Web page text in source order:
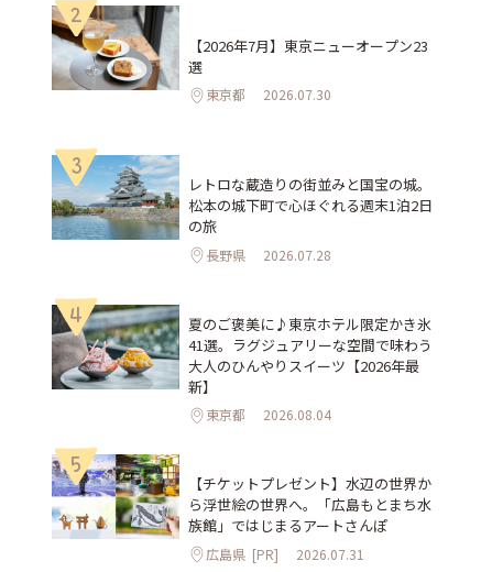
2
【2026年7月】東京ニューオープン23
選
東京都 2026.07.30
3
レトロな蔵造りの街並みと国宝の城。
松本の城下町で心ほぐれる週末1泊2日
の旅
長野県 2026.07.28
4
夏のご褒美に♪東京ホテル限定かき氷
41選。ラグジュアリーな空間で味わう
大人のひんやりスイーツ【2026年最
新】
東京都 2026.08.04
5
【チケットプレゼント】水辺の世界か
ら浮世絵の世界へ。「広島もとまち水
族館」ではじまるアートさんぽ
広島県 [PR] 2026.07.31